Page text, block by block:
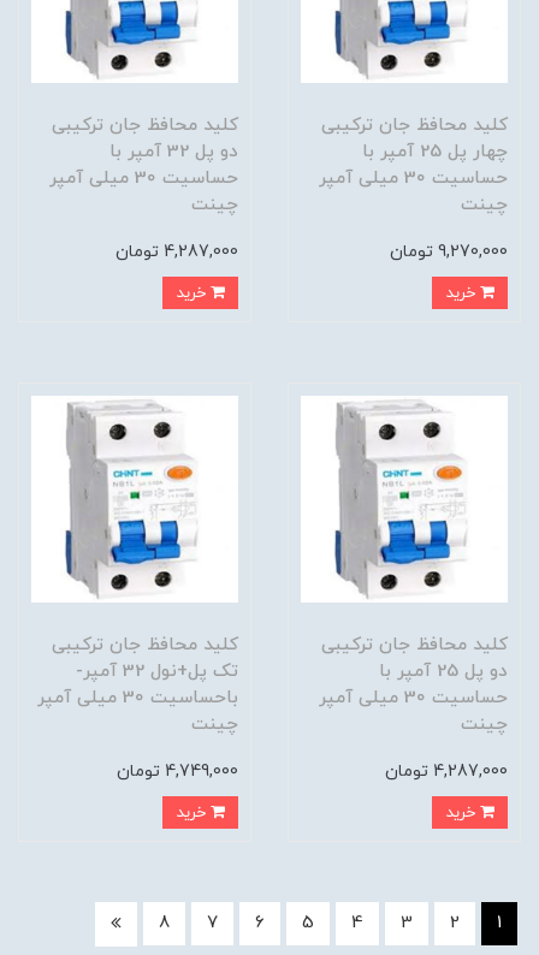
کلید محافظ جان ترکیبی
چهار پل 25 آمپر با
حساسیت 30 میلی آمپر
چینت
9,270,000 تومان
خرید
کلید محافظ جان ترکیبی
دو پل 32 آمپر با
حساسیت 30 میلی آمپر
چینت
4,287,000 تومان
خرید
کلید محافظ جان ترکیبی
دو پل 25 آمپر با
حساسیت 30 میلی آمپر
چینت
4,287,000 تومان
خرید
کلید محافظ جان ترکیبی
تک پل+نول 32 آمپر-
باحساسیت 30 میلی آمپر
چینت
4,749,000 تومان
خرید
2
3
4
5
6
7
8